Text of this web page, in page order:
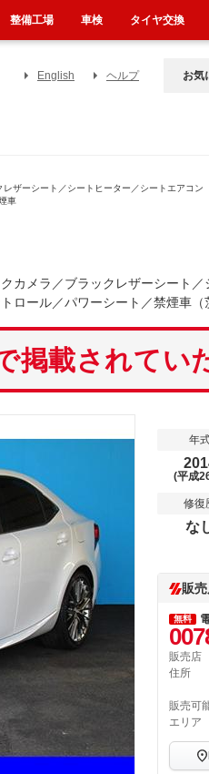
English ヘルプ お気
ザーシート／シートヒーター／シートエアコン
車
メラ／ブラックレザーシート／
ロール／パワーシート／禁煙車（
掲載されてい
年
(平成
修復
な
販
無料
販売店
住所
販売可
エリア
整備工場 車検 タイヤ交換